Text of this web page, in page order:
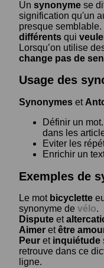
Un synonyme se
signification qu'un
presque semblable.
différents qui
Lorsqu’on utilise
change pas de
Usage des
Synonymes et
Définir un
dans les
Eviter les
Enrichir un
Exemples de
Le mot bicyclette
synonyme de vélo.
Dispute et
Aimer etêtre
Peur et inquiétude
retrouve dans ce
ligne.